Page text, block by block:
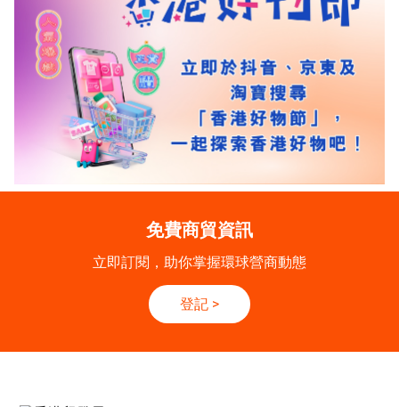
免費商貿資訊
立即訂閱，助你掌握環球營商動態
登記 >